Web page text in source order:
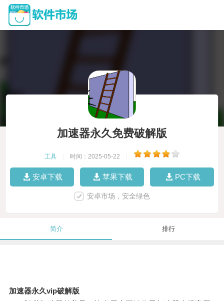
加速器永久免费破解版
工具 时间：2025-05-22
安卓下载 苹果下载 PC下载
安卓市场，安全绿色
简介 排行
加速器永久vip破解版